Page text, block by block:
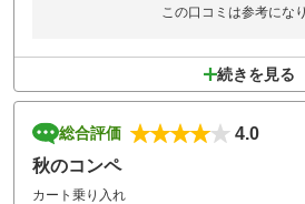
この口コミは参考にな
続きを見る
総合評価
4.0
秋のコンペ
カート乗り入れ